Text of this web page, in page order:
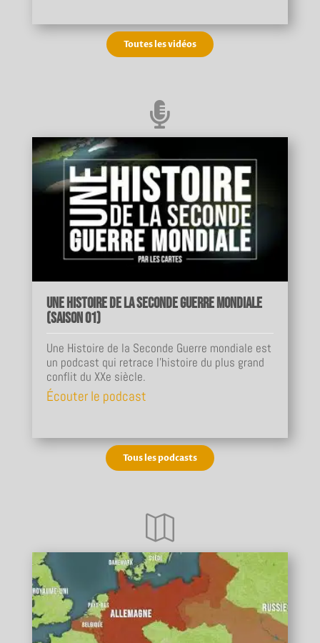
Toutes les vidéos

Une Histoire de la Seconde Guerre mondiale
(Saison 01)
Une Histoire de la Seconde Guerre mondiale est
un podcast qui retrace l'histoire du plus grand
conflit du XXe siècle.
Écouter le podcast
Tous les podcasts
